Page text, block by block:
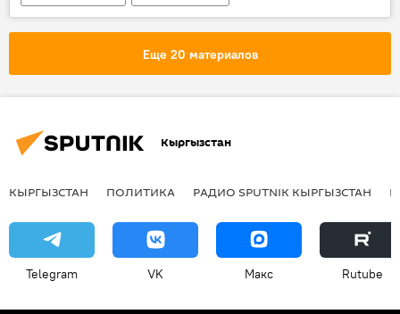
урожайность
пшеница
Еще 20 материалов
Кыргызстан
КЫРГЫЗСТАН ПОЛИТИКА РАДИО SPUTNIK КЫРГЫЗСТАН
Telegram VK Макс Rutube